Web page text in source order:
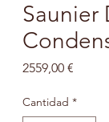
Saunier
2559,00 €
Cantidad *